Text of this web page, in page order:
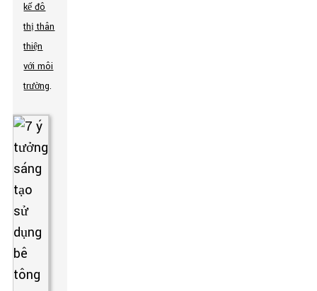
kế đô
thị thân
thiện
với môi
trường.